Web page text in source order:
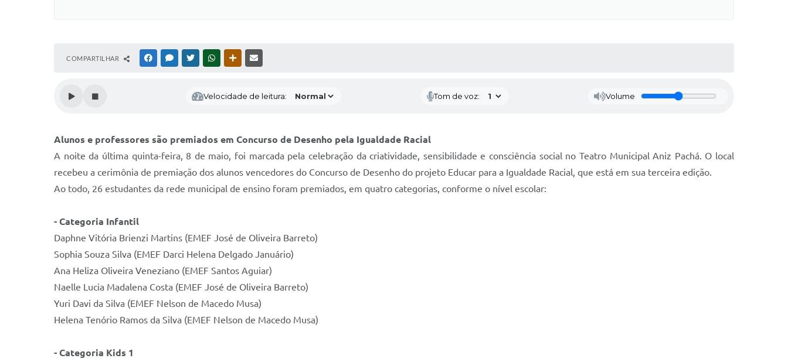
COMPARTILHAR FACEBOOKMESSENGER
TWITTERWHATSAPPOUTRAS MÍDIAS
Velocidade de leitura: Tom de voz: Volume
Alunos e professores são premiados em Concurso de Desenho pela Igualdade Racial
A noite da última quinta-feira, 8 de maio, foi marcada pela celebração da criatividade, sensibilidade e consciência social no Teatro Municipal Aniz Pachá. O local
recebeu a cerimônia de premiação dos alunos vencedores do Concurso de Desenho do projeto Educar para a Igualdade Racial, que está em sua terceira edição.
Ao todo, 26 estudantes da rede municipal de ensino foram premiados, em quatro categorias, conforme o nível escolar:
- Categoria Infantil
Daphne Vitória Brienzi Martins (EMEF José de Oliveira Barreto)
Sophia Souza Silva (EMEF Darci Helena Delgado Januário)
Ana Heliza Oliveira Veneziano (EMEF Santos Aguiar)
Naelle Lucia Madalena Costa (EMEF José de Oliveira Barreto)
Yuri Davi da Silva (EMEF Nelson de Macedo Musa)
Helena Tenório Ramos da Silva (EMEF Nelson de Macedo Musa)
- Categoria Kids 1